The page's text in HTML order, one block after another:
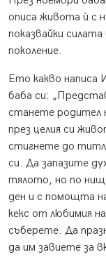
описа живота ѝ с
показвайки
поколение.
Ето какво написа
баба си:
станете родител
през целия си
стигнете до
си. Да запазите
тялото, но по
ден и с помощта
кекс от любимия
съберете. Да
да им завиете за